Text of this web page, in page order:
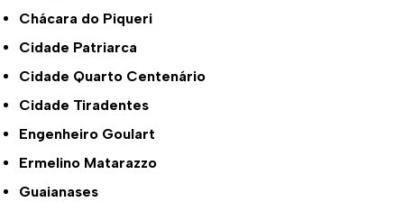
Chácara do Piqueri
Cidade Patriarca
Cidade Quarto Centenário
Cidade Tiradentes
Engenheiro Goulart
Ermelino Matarazzo
Guaianases